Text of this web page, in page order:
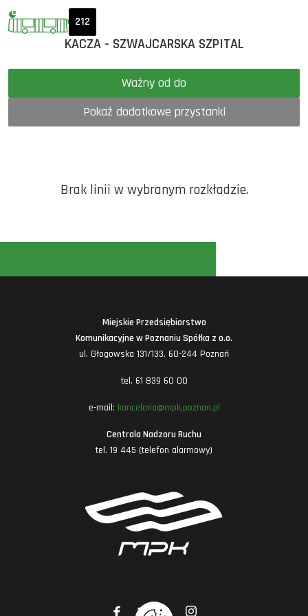
212
KACZA - SZWAJCARSKA SZPITAL
Ważny od do
Pokaż dodatkowe przystanki
Brak linii w wybranym rozkładzie.
Miejskie Przedsiębiorstwo
Komunikacyjne w Poznaniu Spółka z o.o.
ul. Głogowska 131/133, 60-244 Poznań
tel. 61 839 60 00
e-mail: kancelaria@mpk.poznan.pl
Centrala Nadzoru Ruchu
tel. 19 445 (telefon alarmowy)